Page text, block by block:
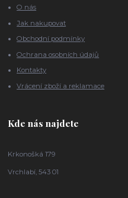
O nás
Jak nakupovat
Obchodní podmínky
Ochrana osobních údajů
Kontakty
Vrácení zboží a reklamace
Kde nás najdete
Krkonošká 179
Vrchlabí, 543 01